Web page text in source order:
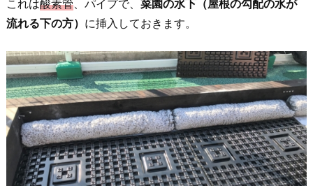
これは酸素管、パイプで、 菜園の水下（屋根の勾配の水が
流れる下の方） に挿入しておきます。